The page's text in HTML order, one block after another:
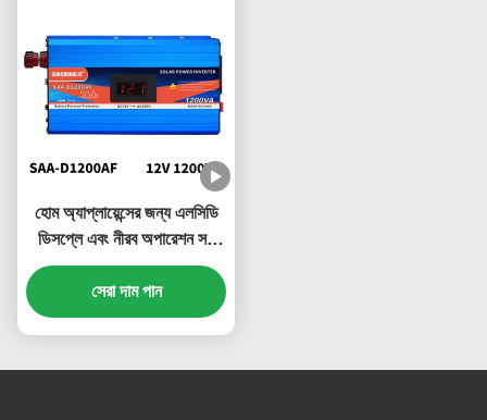
হোম অ্যাপ্লায়েন্সের জন্য এলসিডি
ডিসপ্লে এবং নীরব অপারেশন সহ
1200W সৌর শক্তি ইনভার্টার
সেরা দাম পান